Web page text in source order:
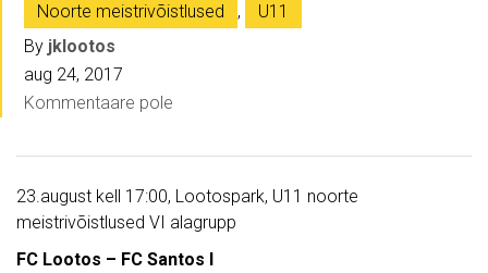
Noorte meistrivõistlused ,
U11
By jklootos
aug 24, 2017
Kommentaare pole
23.august kell 17:00, Lootospark, U11 noorte
meistrivõistlused VI alagrupp
FC Lootos – FC Santos I